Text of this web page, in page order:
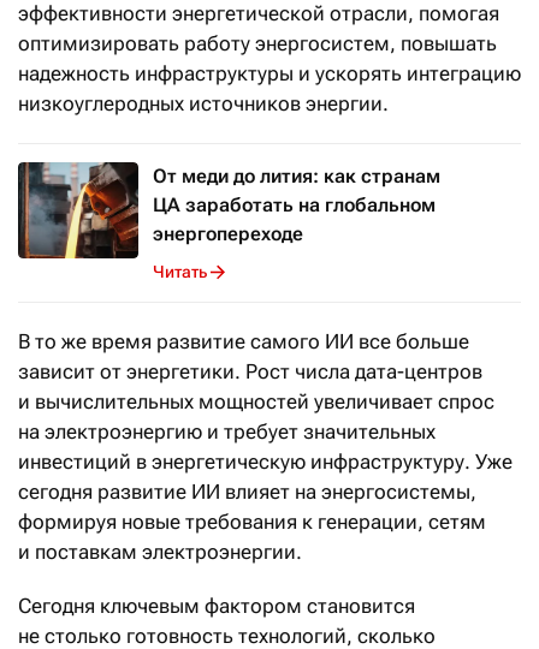
эффективности энергетической отрасли, помогая
оптимизировать работу энергосистем, повышать
надежность инфраструктуры и ускорять интеграцию
низкоуглеродных источников энергии.
От меди до лития: как странам
ЦА заработать на глобальном
энергопереходе
Читать
В то же время развитие самого ИИ все больше
зависит от энергетики. Рост числа дата-центров
и вычислительных мощностей увеличивает спрос
на электроэнергию и требует значительных
инвестиций в энергетическую инфраструктуру. Уже
сегодня развитие ИИ влияет на энергосистемы,
формируя новые требования к генерации, сетям
и поставкам электроэнергии.
Сегодня ключевым фактором становится
не столько готовность технологий, сколько